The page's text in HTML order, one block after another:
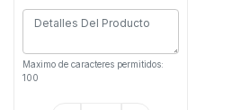
Maximo de caracteres permitidos:
100